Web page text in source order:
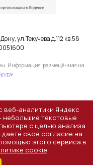
ул.Текучева д.112 кв.58
Информация, размещённая на
веб-аналитики Яндекс
текстовые
с целью анализа
свое согласие на
этого сервиса в
cookie.